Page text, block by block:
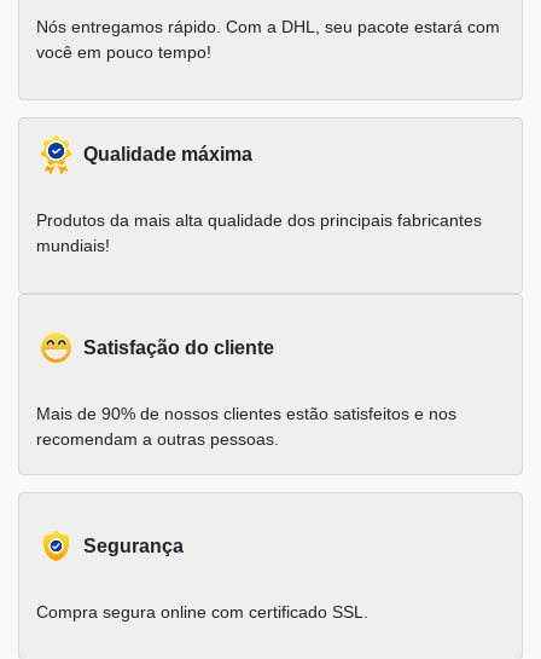
Nós entregamos rápido. Com a DHL, seu pacote estará com
você em pouco tempo!
Qualidade máxima
Produtos da mais alta qualidade dos principais fabricantes
mundiais!
Satisfação do cliente
Mais de 90% de nossos clientes estão satisfeitos e nos
recomendam a outras pessoas.
Segurança
Compra segura online com certificado SSL.